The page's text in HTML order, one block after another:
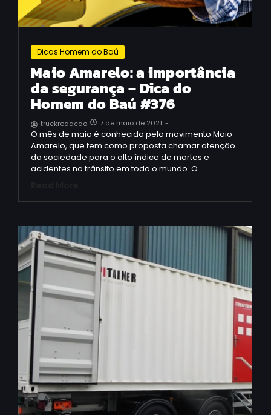
Dicas Homem do Baú
Maio Amarelo: a importância
da segurança – Dica do
Homem do Baú #376
truckredacao 7 de maio de 2021 -
O mês de maio é conhecido pelo movimento Maio
Amarelo, que tem como proposta chamar atenção
da sociedade para o alto índice de mortes e
acidentes no trânsito em todo o mundo. O…